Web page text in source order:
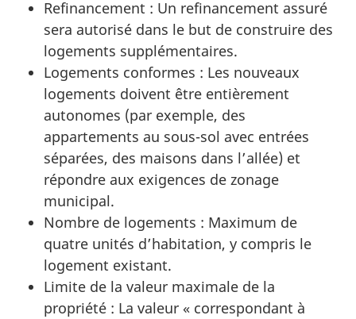
Refinancement : Un refinancement assuré
sera autorisé dans le but de construire des
logements supplémentaires.
Logements conformes : Les nouveaux
logements doivent être entièrement
autonomes (par exemple, des
appartements au sous-sol avec entrées
séparées, des maisons dans l’allée) et
répondre aux exigences de zonage
municipal.
Nombre de logements : Maximum de
quatre unités d’habitation, y compris le
logement existant.
Limite de la valeur maximale de la
propriété : La valeur « correspondant à